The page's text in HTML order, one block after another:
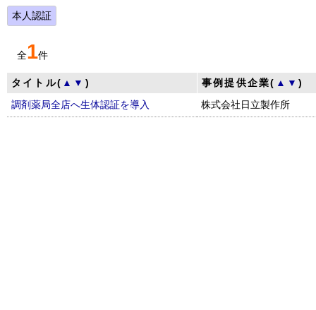
本人認証
全1件
タイトル( ▲ ▼ ) 事例提供企業( ▲ ▼)
調剤薬局全店へ生体認証を導入
株式会社日立製作所